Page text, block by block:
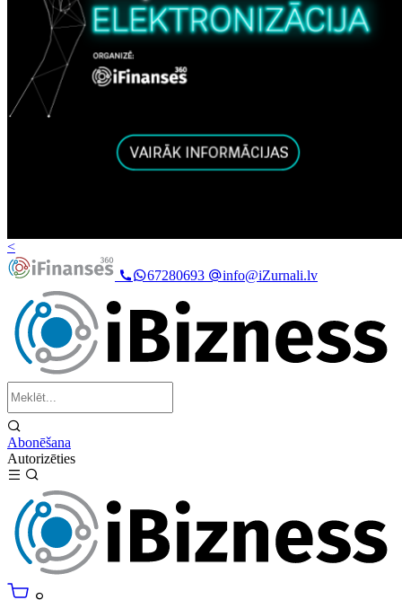
<
67280693
info@iZurnali.lv
Abonēšana
Autorizēties